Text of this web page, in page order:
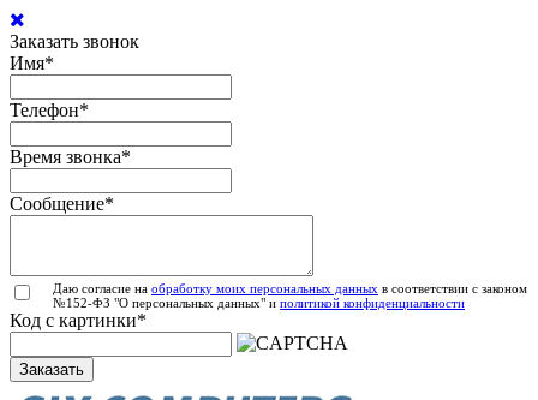
Заказать звонок
Имя*
Телефон*
Время звонка*
Сообщение*
Даю согласие на обработку моих персональных данных в соответствии с законом
№152-ФЗ "О персональных данных" и политикой конфиденциальности
Код с картинки*
Заказать